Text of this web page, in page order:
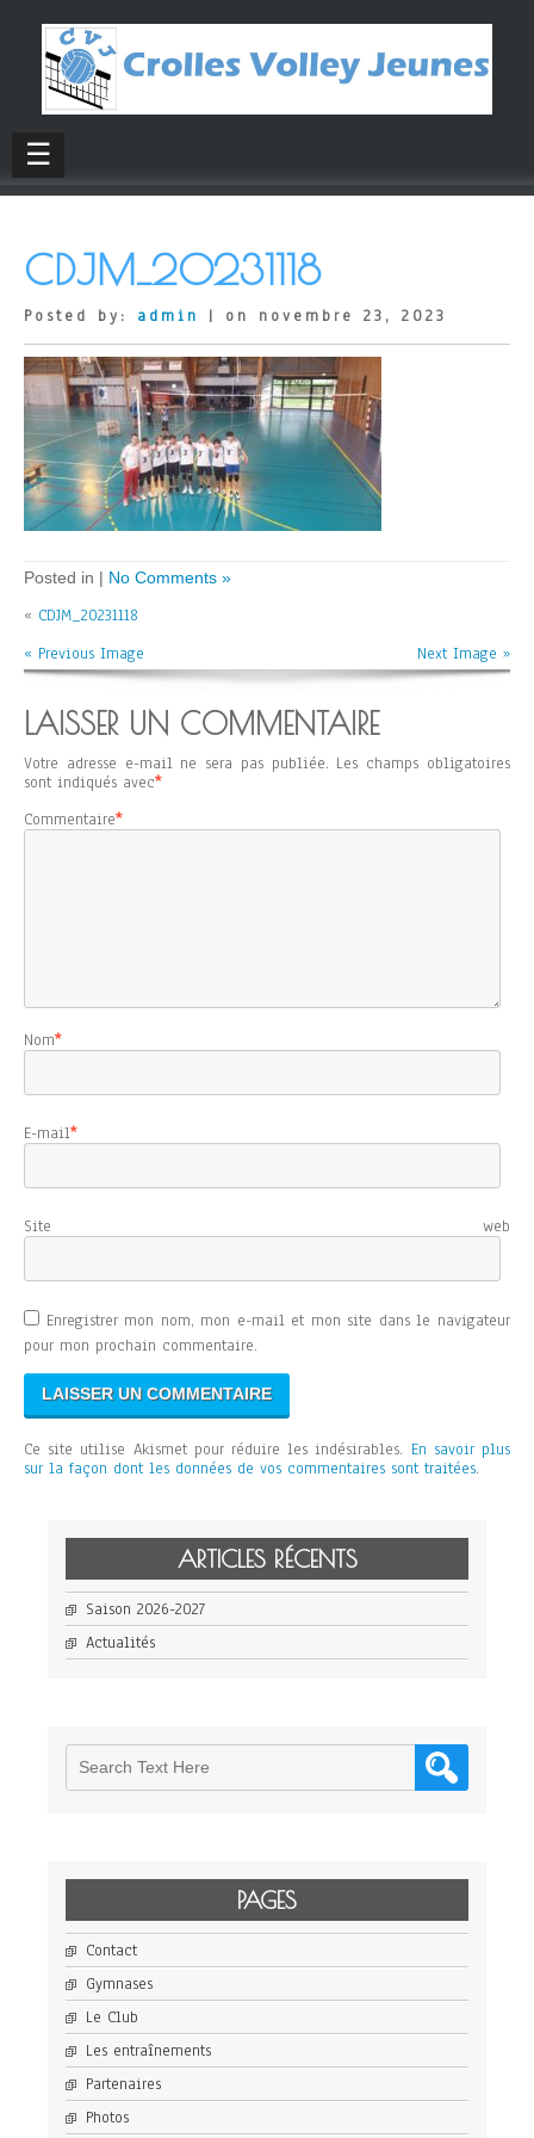
☰
CDJM_20231118
Posted by: admin | on novembre 23, 2023
Posted in | No Comments »
« CDJM_20231118
« Previous Image
Next Image »
LAISSER UN COMMENTAIRE
Votre adresse e-mail ne sera pas publiée. Les champs obligatoires
sont indiqués avec*
Commentaire*
Nom*
E-mail*
Site web
Enregistrer mon nom, mon e-mail et mon site dans le navigateur
pour mon prochain commentaire.
Ce site utilise Akismet pour réduire les indésirables. En savoir plus
sur la façon dont les données de vos commentaires sont traitées.
ARTICLES RÉCENTS
Saison 2026-2027
Actualités
PAGES
Contact
Gymnases
Le Club
Les entraînements
Partenaires
Photos